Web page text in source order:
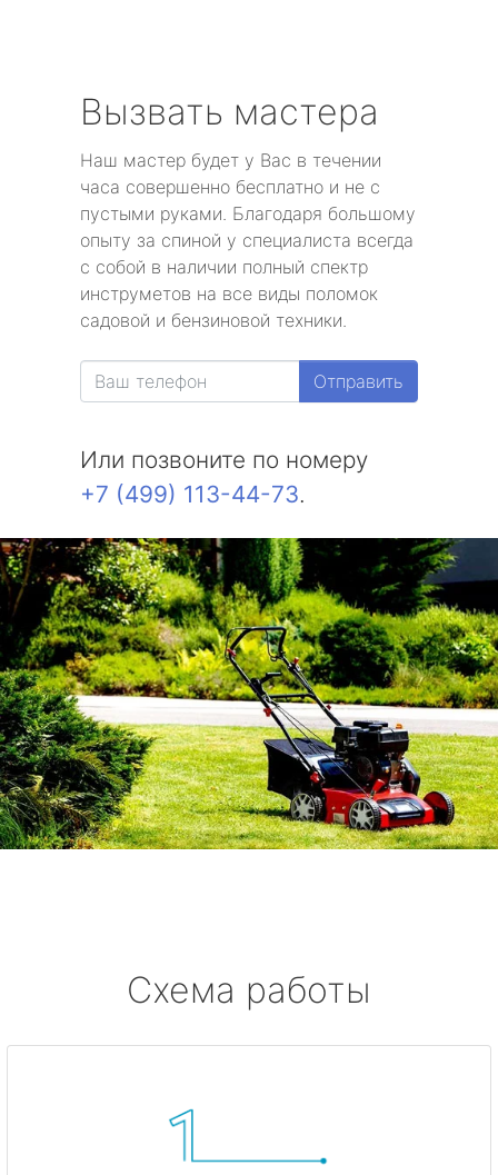
Вызвать мастера
Наш мастер будет у Вас в течении
часа совершенно бесплатно и не с
пустыми руками. Благодаря большому
опыту за спиной у специалиста всегда
с собой в наличии полный спектр
инструметов на все виды поломок
садовой и бензиновой техники.
Отправить
Или позвоните по номеру
+7 (499) 113-44-73.
Схема работы